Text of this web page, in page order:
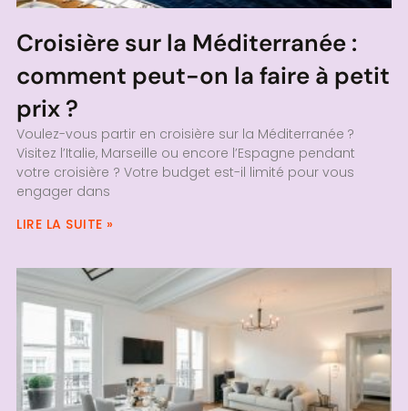
Croisière sur la Méditerranée :
comment peut-on la faire à petit
prix ?
Voulez-vous partir en croisière sur la Méditerranée ?
Visitez l’Italie, Marseille ou encore l’Espagne pendant
votre croisière ? Votre budget est-il limité pour vous
engager dans
LIRE LA SUITE »